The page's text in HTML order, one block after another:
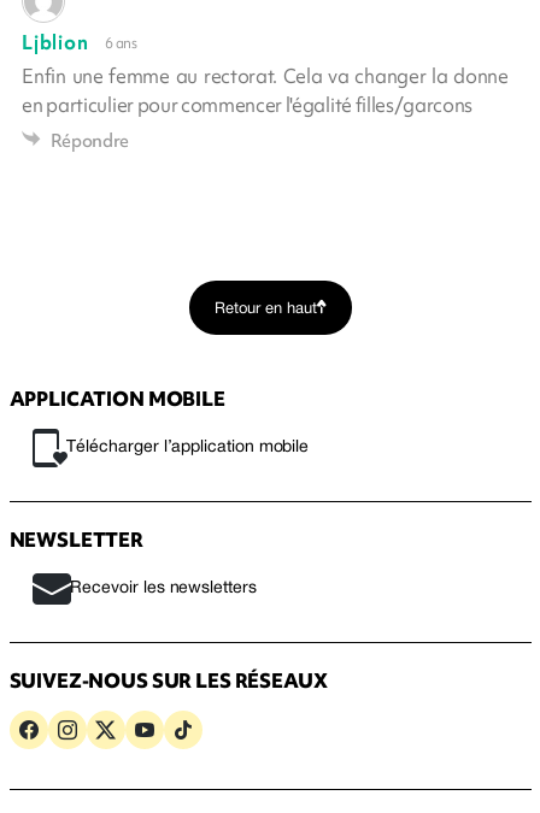
Ljblion 6 ans
Enfin une femme au rectorat. Cela va changer la donne
en particulier pour commencer l'égalité filles/garcons
Répondre
Retour en haut
APPLICATION MOBILE
Télécharger l’application mobile
NEWSLETTER
Recevoir les newsletters
SUIVEZ-NOUS SUR LES RÉSEAUX